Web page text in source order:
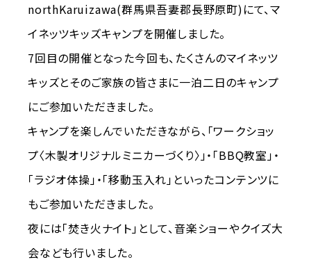
northKaruizawa(群馬県吾妻郡長野原町)にて、マ
イネッツキッズキャンプを開催しました。
7回目の開催となった今回も、たくさんのマイネッツ
キッズとそのご家族の皆さまに一泊二日のキャンプ
にご参加いただきました。
キャンプを楽しんでいただきながら、「ワークショッ
プ〈木製オリジナルミニカーづくり〉」・「BBQ教室」・
「ラジオ体操」・「移動玉入れ」といったコンテンツに
もご参加いただきました。
夜には「焚き火ナイト」として、音楽ショーやクイズ大
会なども行いました。